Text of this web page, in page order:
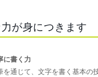
が身につきます
に書く力
を通じて、文字を書く基本の